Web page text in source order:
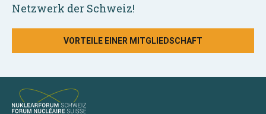
Netzwerk der Schweiz!
VORTEILE EINER MITGLIEDSCHAFT